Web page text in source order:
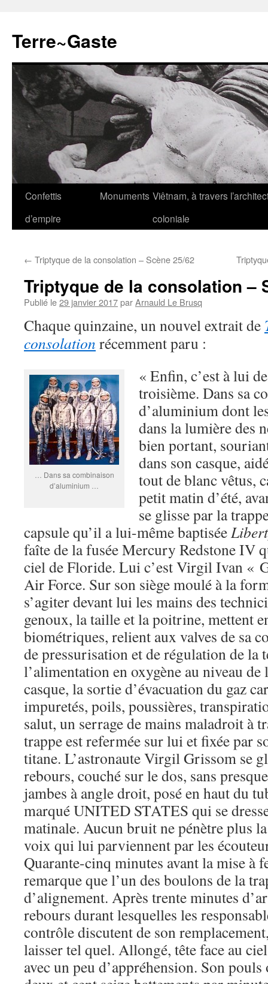
contenu
Terre~Gaste
Confettis
d’empire
Monuments Viêtnam, à travers
coloniale
← Triptyque de la consolation – Scène 25/62
Triptyque de la consolation –
Publié le29 janvier 2017parArnauld Le Brusq
Chaque quinzaine, un nouvel extrait de
consolation récemment paru :
… Dans sa combinaison
d’aluminium …
« Enfin, c’est à lui
troisième. Dans sa
d’aluminium dont
dans la lumière des
bien portant,
dans son casque,
tout de blanc vêtus,
petit matin d’été,
se glisse par la
capsule qu’il a lui-même baptisée
faîte de la fusée Mercury Redstone IV
ciel de Floride. Lui c’est Virgil Ivan «
Air Force. Sur son siège moulé à la
s’agiter devant lui les mains des
genoux, la taille et la poitrine, mettent
biométriques, relient aux valves de sa
de pressurisation et de régulation de la
l’alimentation en oxygène au niveau de
casque, la sortie d’évacuation du gaz
impuretés, poils, poussières,
salut, un serrage de mains maladroit à
trappe est refermée sur lui et fixée par
titane. L’astronaute Virgil Grissom se
rebours, couché sur le dos, sans
jambes à angle droit, posé en haut du
marqué UNITED STATES qui se
matinale. Aucun bruit ne pénètre plus
voix qui lui parviennent par les
Quarante-cinq minutes avant la mise à
remarque que l’un des boulons de la
d’alignement. Après trente minutes
rebours durant lesquelles les
contrôle discutent de son
laisser tel quel. Allongé, tête face au
avec un peu d’appréhension. Son